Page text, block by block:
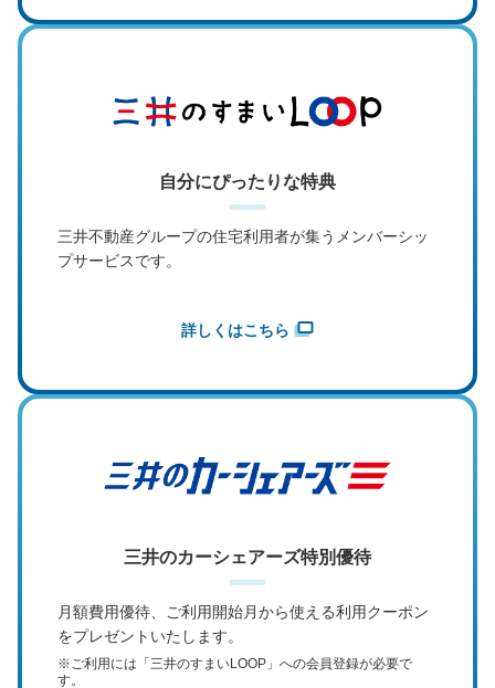
自分にぴったりな特典
三井不動産グループの住宅利用者が集うメンバーシッ
プサービスです。
詳しくはこちら
三井のカーシェアーズ特別優待
月額費用優待、ご利用開始月から使える利用クーポン
をプレゼントいたします。
※ご利用には「三井のすまいLOOP」への会員登録が必要で
す。